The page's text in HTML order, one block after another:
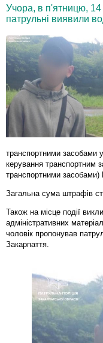
Учора, в п'ятницю, 14
патрульні виявили
транспортними засобами
керування транспортним
транспортними засобами)
Загальна сума штрафів
Також на місце події
адміністративних
чоловік пропонував
Закарпаття.